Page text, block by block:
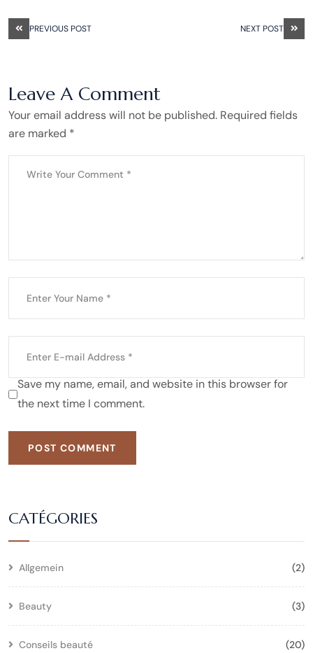
PREVIOUS POST NEXT POST
Leave A Comment
Your email address will not be published. Required fields
are marked *
Save my name, email, and website in this browser for
the next time I comment.
POST COMMENT
CATÉGORIES
Allgemein (2)
Beauty (3)
Conseils beauté (20)